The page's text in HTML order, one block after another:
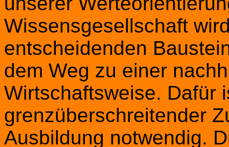
Wissensgesellschaft
entscheidenden
dem Weg zu einer
Wirtschaftsweise. Dafür
grenzüberschreitender
Ausbildung notwendig.